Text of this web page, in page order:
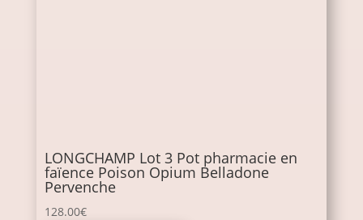
LONGCHAMP Lot 3 Pot pharmacie en
faïence Poison Opium Belladone
Pervenche
128.00€